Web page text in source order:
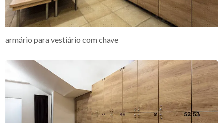
armário para vestiário com chave